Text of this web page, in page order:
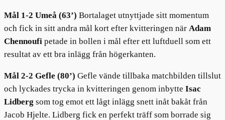
Mål 1-2 Umeå (63’) Bortalaget utnyttjade sitt momentum
och fick in sitt andra mål kort efter kvitteringen när Adam
Chennoufi petade in bollen i mål efter ett luftduell som ett
resultat av ett bra inlägg från högerkanten.
Mål 2-2 Gefle (80’) Gefle vände tillbaka matchbilden tillslut
och lyckades trycka in kvitteringen genom inbytte Isac
Lidberg som tog emot ett lågt inlägg snett inåt bakåt från
Jacob Hjelte. Lidberg fick en perfekt träff som borrade sig